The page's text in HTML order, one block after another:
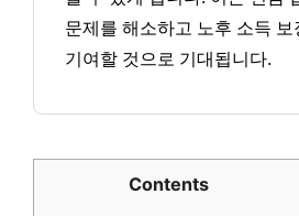
문제를 해소하고 노후 소득 보
기여할 것으로 기대됩니다.
Contents